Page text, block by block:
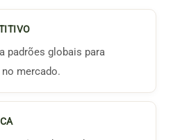
padrões globais para
mercado.